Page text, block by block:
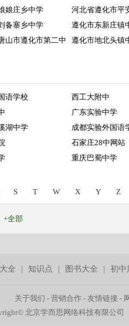
娘庄乡中学
河北省遵化市平
备寨乡中学
遵化市东新庄镇
山市遵化市第二中 遵化市地北头镇
语学校
西工大附中
广东实验中学
湖中学
成都实验外国语
石家庄28中网站
重庆巴蜀中学
S T W X Y Z
+全部
全 |知识点 图书大全 |初中
关于我们 -营销合作 -友情链接 -
北京学而思网络科技有限公司